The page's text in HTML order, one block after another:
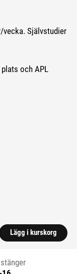
Självstudier
och APL
Lägg i kurskorg